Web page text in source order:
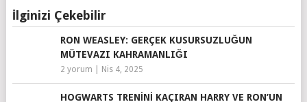
İlginizi Çekebilir
RON WEASLEY: GERÇEK KUSURSUZLUĞUN
MÜTEVAZI KAHRAMANLIĞI
2 yorum Nis 4, 2025
HOGWARTS TRENINI KAÇIRAN HARRY VE RON’UN